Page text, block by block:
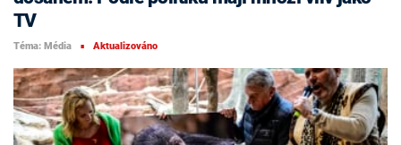
TV
Téma: Média ■ Aktualizováno